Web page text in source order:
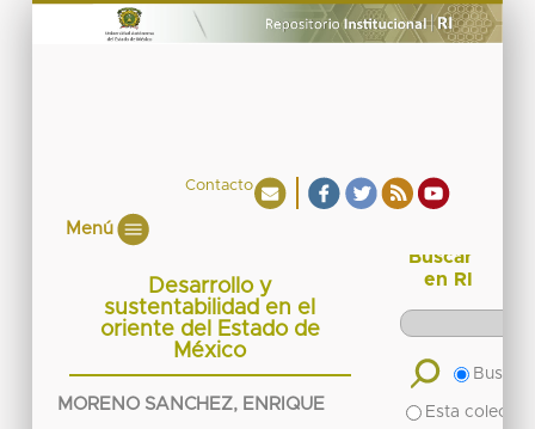
Contacto
Menú
Desarrollo y
sustentabilidad en el
oriente del Estado de
México
MORENO SANCHEZ, ENRIQUE
Buscar
en RI
Buscar
Esta